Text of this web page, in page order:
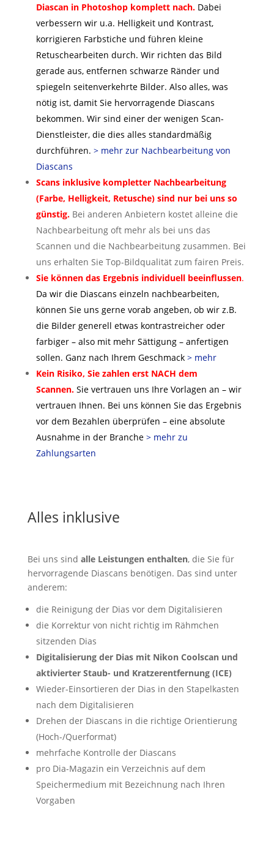
Diascan in Photoshop komplett nach. Dabei
verbessern wir u.a. Helligkeit und Kontrast,
korrigieren Farbstiche und führen kleine
Retuschearbeiten durch. Wir richten das Bild
gerade aus, entfernen schwarze Ränder und
spiegeln seitenverkehrte Bilder. Also alles, was
nötig ist, damit Sie hervorragende Diascans
bekommen. Wir sind einer der wenigen Scan-
Dienstleister, die dies alles standardmäßig
durchführen. > mehr zur Nachbearbeitung von
Diascans
Scans inklusive kompletter Nachbearbeitung
(Farbe, Helligkeit, Retusche) sind nur bei uns so
günstig.Bei anderen Anbietern kostet alleine die
Nachbearbeitung oft mehr als bei uns das
Scannen und die Nachbearbeitung zusammen. Bei
uns erhalten Sie Top-Bildqualität zum fairen Preis.
Sie können das Ergebnis individuell beeinflussen.
Da wir die Diascans einzeln nachbearbeiten,
können Sie uns gerne vorab angeben, ob wir z.B.
die Bilder generell etwas kontrastreicher oder
farbiger – also mit mehr Sättigung – anfertigen
sollen. Ganz nach Ihrem Geschmack > mehr
Kein Risiko, Sie zahlen erst NACH dem
Scannen. Sie vertrauen uns Ihre Vorlagen an – wir
vertrauen Ihnen. Bei uns können Sie das Ergebnis
vor dem Bezahlen überprüfen – eine absolute
Ausnahme in der Branche> mehr zu
Zahlungsarten
Alles inklusive
Bei uns sind alle Leistungen enthalten, die Sie für
hervorragende Diascans benötigen. Das sind unter
anderem:
die Reinigung der Dias vor dem Digitalisieren
die Korrektur von nicht richtig im Rähmchen
sitzenden Dias
Digitalisierung der Dias mit Nikon Coolscan und
aktivierter Staub- und Kratzerentfernung (ICE)
Wieder-Einsortieren der Dias in den Stapelkasten
nach dem Digitalisieren
Drehen der Diascans in die richtige Orientierung
(Hoch-/Querformat)
mehrfache Kontrolle der Diascans
pro Dia-Magazin ein Verzeichnis auf dem
Speichermedium mit Bezeichnung nach Ihren
Vorgaben